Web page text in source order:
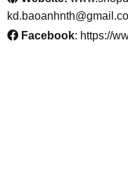
Facebook: https://